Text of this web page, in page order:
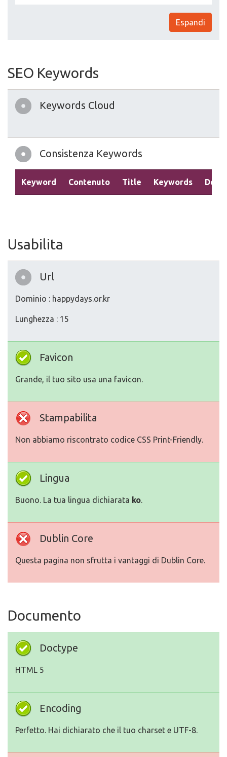
Espandi
SEO Keywords
Keywords Cloud
Consistenza Keywords
Keyword Contenuto Title Keywords
Usabilita
Url
Dominio : happydays.or.kr
Lunghezza : 15
Favicon
Grande, il tuo sito usa una favicon.
Stampabilita
Non abbiamo riscontrato codice CSS Print-Friendly.
Lingua
Buono. La tua lingua dichiarata ko.
Dublin Core
Questa pagina non sfrutta i vantaggi di Dublin Core.
Documento
Doctype
HTML 5
Encoding
Perfetto. Hai dichiarato che il tuo charset e UTF-8.